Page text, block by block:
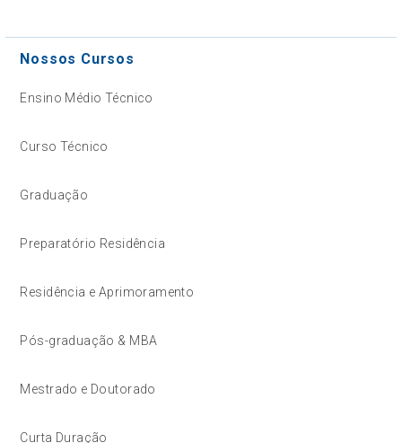
Nossos Cursos
Ensino Médio Técnico
Curso Técnico
Graduação
Preparatório Residência
Residência e Aprimoramento
Pós-graduação & MBA
Mestrado e Doutorado
Curta Duração